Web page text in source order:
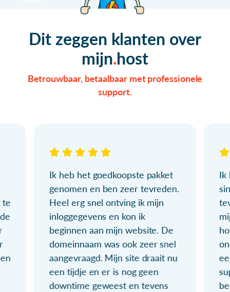
Dit zeggen klanten over
mijn host
Betrouwbaar, betaalbaar met professionele
support.
te
Ik heb het goedkoopste pakket
genomen en ben zeer tevreden.
Heel erg snel ontving ik mijn
inloggegevens en kon ik
beginnen aan mijn website. De
domeinnaam was ook zeer snel
aangevraagd. Mijn site draait nu
een tijdje en er is nog geen
downtime geweest en tevens
Ik